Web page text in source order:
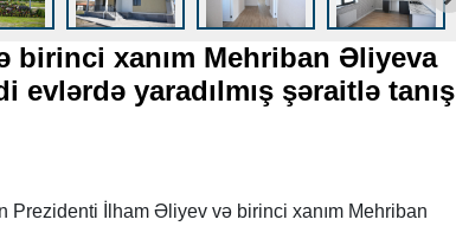
birinci xanım Mehriban Əliyeva
yaradılmış şəraitlə tanış
Prezidenti İlham Əliyev və birinci xanım Mehriban